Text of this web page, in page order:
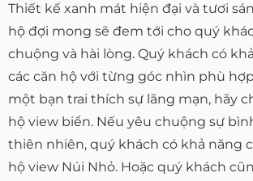
Thiết kế xanh mát hiện đại và tươi
hộ đợi mong sẽ đem tới cho quý
chuộng và hài lòng. Quý khách có
các căn hộ với từng góc nhìn phù
một bạn trai thích sự lãng mạn, hãy
hộ view biển. Nếu yêu chuộng sự
thiên nhiên, quý khách có khả năng
hộ view Núi Nhỏ. Hoặc quý khách